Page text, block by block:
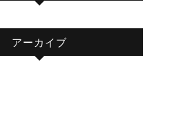
アーカイブ